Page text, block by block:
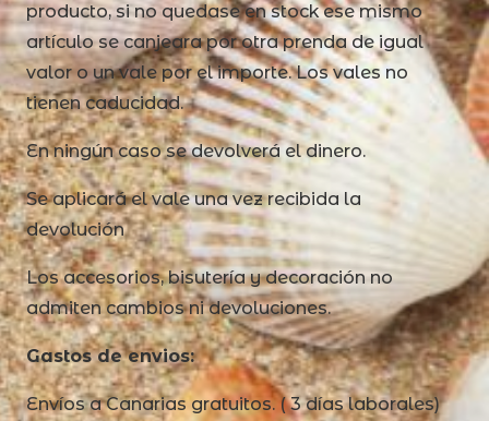
producto, si no quedase en stock ese mismo
artículo se canjeara por otra prenda de igual
valor o un vale por el importe. Los vales no
tienen caducidad.
En ningún caso se devolverá el dinero.
Se aplicará el vale una vez recibida la
devolución
Los accesorios, bisutería y decoración no
admiten cambios ni devoluciones.
Gastos de envios:
Envíos a Canarias gratuitos. ( 3 días laborales)